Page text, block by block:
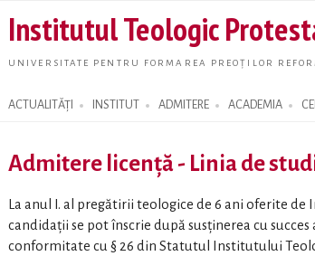
Institutul Teologic
UNIVERSITATE PENTRU FORMAREA PREOȚILOR
ACTUALITĂȚI INSTITUT ADMITERE ACADEMIA
Search form
Admitere licență - Linia de
La anul I. al pregătirii teologice de 6 ani oferite
candidaţii se pot înscrie după susţinerea cu
conformitate cu § 26 din Statutul Institutului